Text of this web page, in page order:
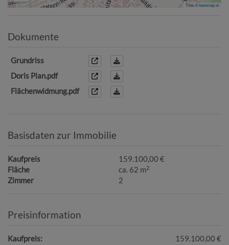
Tiles ©basemap.at
Dokumente
Grundriss
Doris Plan.pdf
Flächenwidmung.pdf
Basisdaten zur Immobilie
Kaufpreis
159.100,00 €
Fläche
ca. 62 m2
Zimmer 2
Preisinformation
Kaufpreis: 159.100,00 €